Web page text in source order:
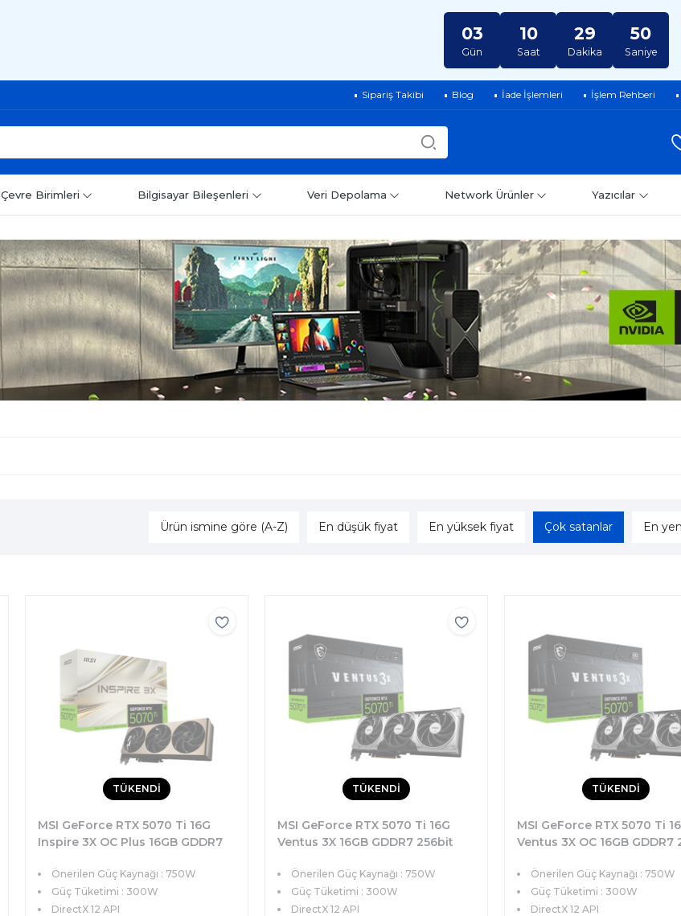
03
Gün
10
Saat
29
Dakika
49
Saniye
Sipariş Takibi Blog İade İşlemleri İşlem Rehberi
Çevre Birimleri Bilgisayar Bileşenleri Veri Depolama Network Ürünler Yazıcılar
Ürün ismine göre (A-Z) En düşük fiyat En yüksek fiyat Çok satanlar En
MSI GeForce RTX 5070 Ti 16G
Inspire 3X OC Plus 16GB GDDR7
1xHDMI) Ekran Kartı
Önerilen Güç Kaynağı : 750W
Güç Tüketimi : 300W
DirectX 12 API
TÜKENDİ
MSI GeForce RTX 5070 Ti 16G
Ventus 3X 16GB GDDR7 256bit
Ekran Kartı
Önerilen Güç Kaynağı : 750W
Güç Tüketimi : 300W
DirectX 12 API
TÜKENDİ
MSI GeForce RTX 5070 Ti
Ventus 3X OC 16GB GDDR7
Ekran Kartı
Önerilen Güç Kaynağı : 750W
Güç Tüketimi : 300W
DirectX 12 API
TÜKENDİ